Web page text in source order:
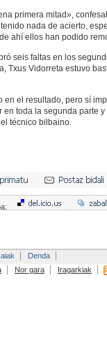
primera mitad»,
nada de acierto,
ahí ellos han podido
seis faltas en los
Txus Vidorreta estuvo
en el resultado, pero sí
en toda la segunda parte
técnico bilbaino.
Denda
Nor gara Iragarkiak